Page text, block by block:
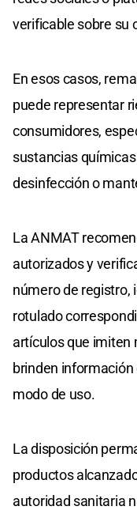
verificable sobre su
En esos casos,
puede representar
consumidores,
sustancias
desinfección o
La ANMAT
autorizados y
número de registro,
rotulado
artículos que imiten
brinden
modo de uso.
La disposición
productos
autoridad sanitaria